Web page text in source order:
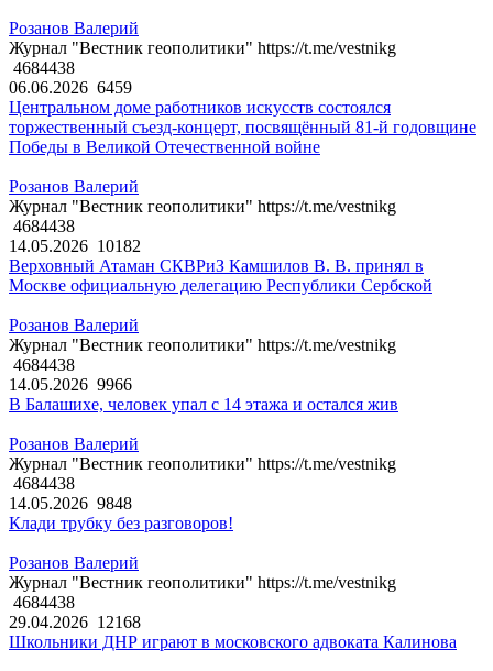
Розанов Валерий
Журнал "Вестник геополитики" https://t.me/vestnikg
4684438
06.06.2026 6459
Центральном доме работников искусств состоялся
торжественный съезд-концерт, посвящённый 81-й годовщине
Победы в Великой Отечественной войне
Розанов Валерий
Журнал "Вестник геополитики" https://t.me/vestnikg
4684438
14.05.2026 10182
Верховный Атаман СКВРиЗ Камшилов В. В. принял в
Москве официальную делегацию Республики Сербской
Розанов Валерий
Журнал "Вестник геополитики" https://t.me/vestnikg
4684438
14.05.2026 9966
В Балашихе, человек упал с 14 этажа и остался жив
Розанов Валерий
Журнал "Вестник геополитики" https://t.me/vestnikg
4684438
14.05.2026 9848
Клади трубку без разговоров!
Розанов Валерий
Журнал "Вестник геополитики" https://t.me/vestnikg
4684438
29.04.2026 12168
Школьники ДНР играют в московского адвоката Калинова